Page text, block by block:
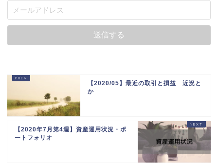
【2020/05】最近の取引と損益 近況と
か
【2020年7月第4週】資産運用状況・ポ
ートフォリオ